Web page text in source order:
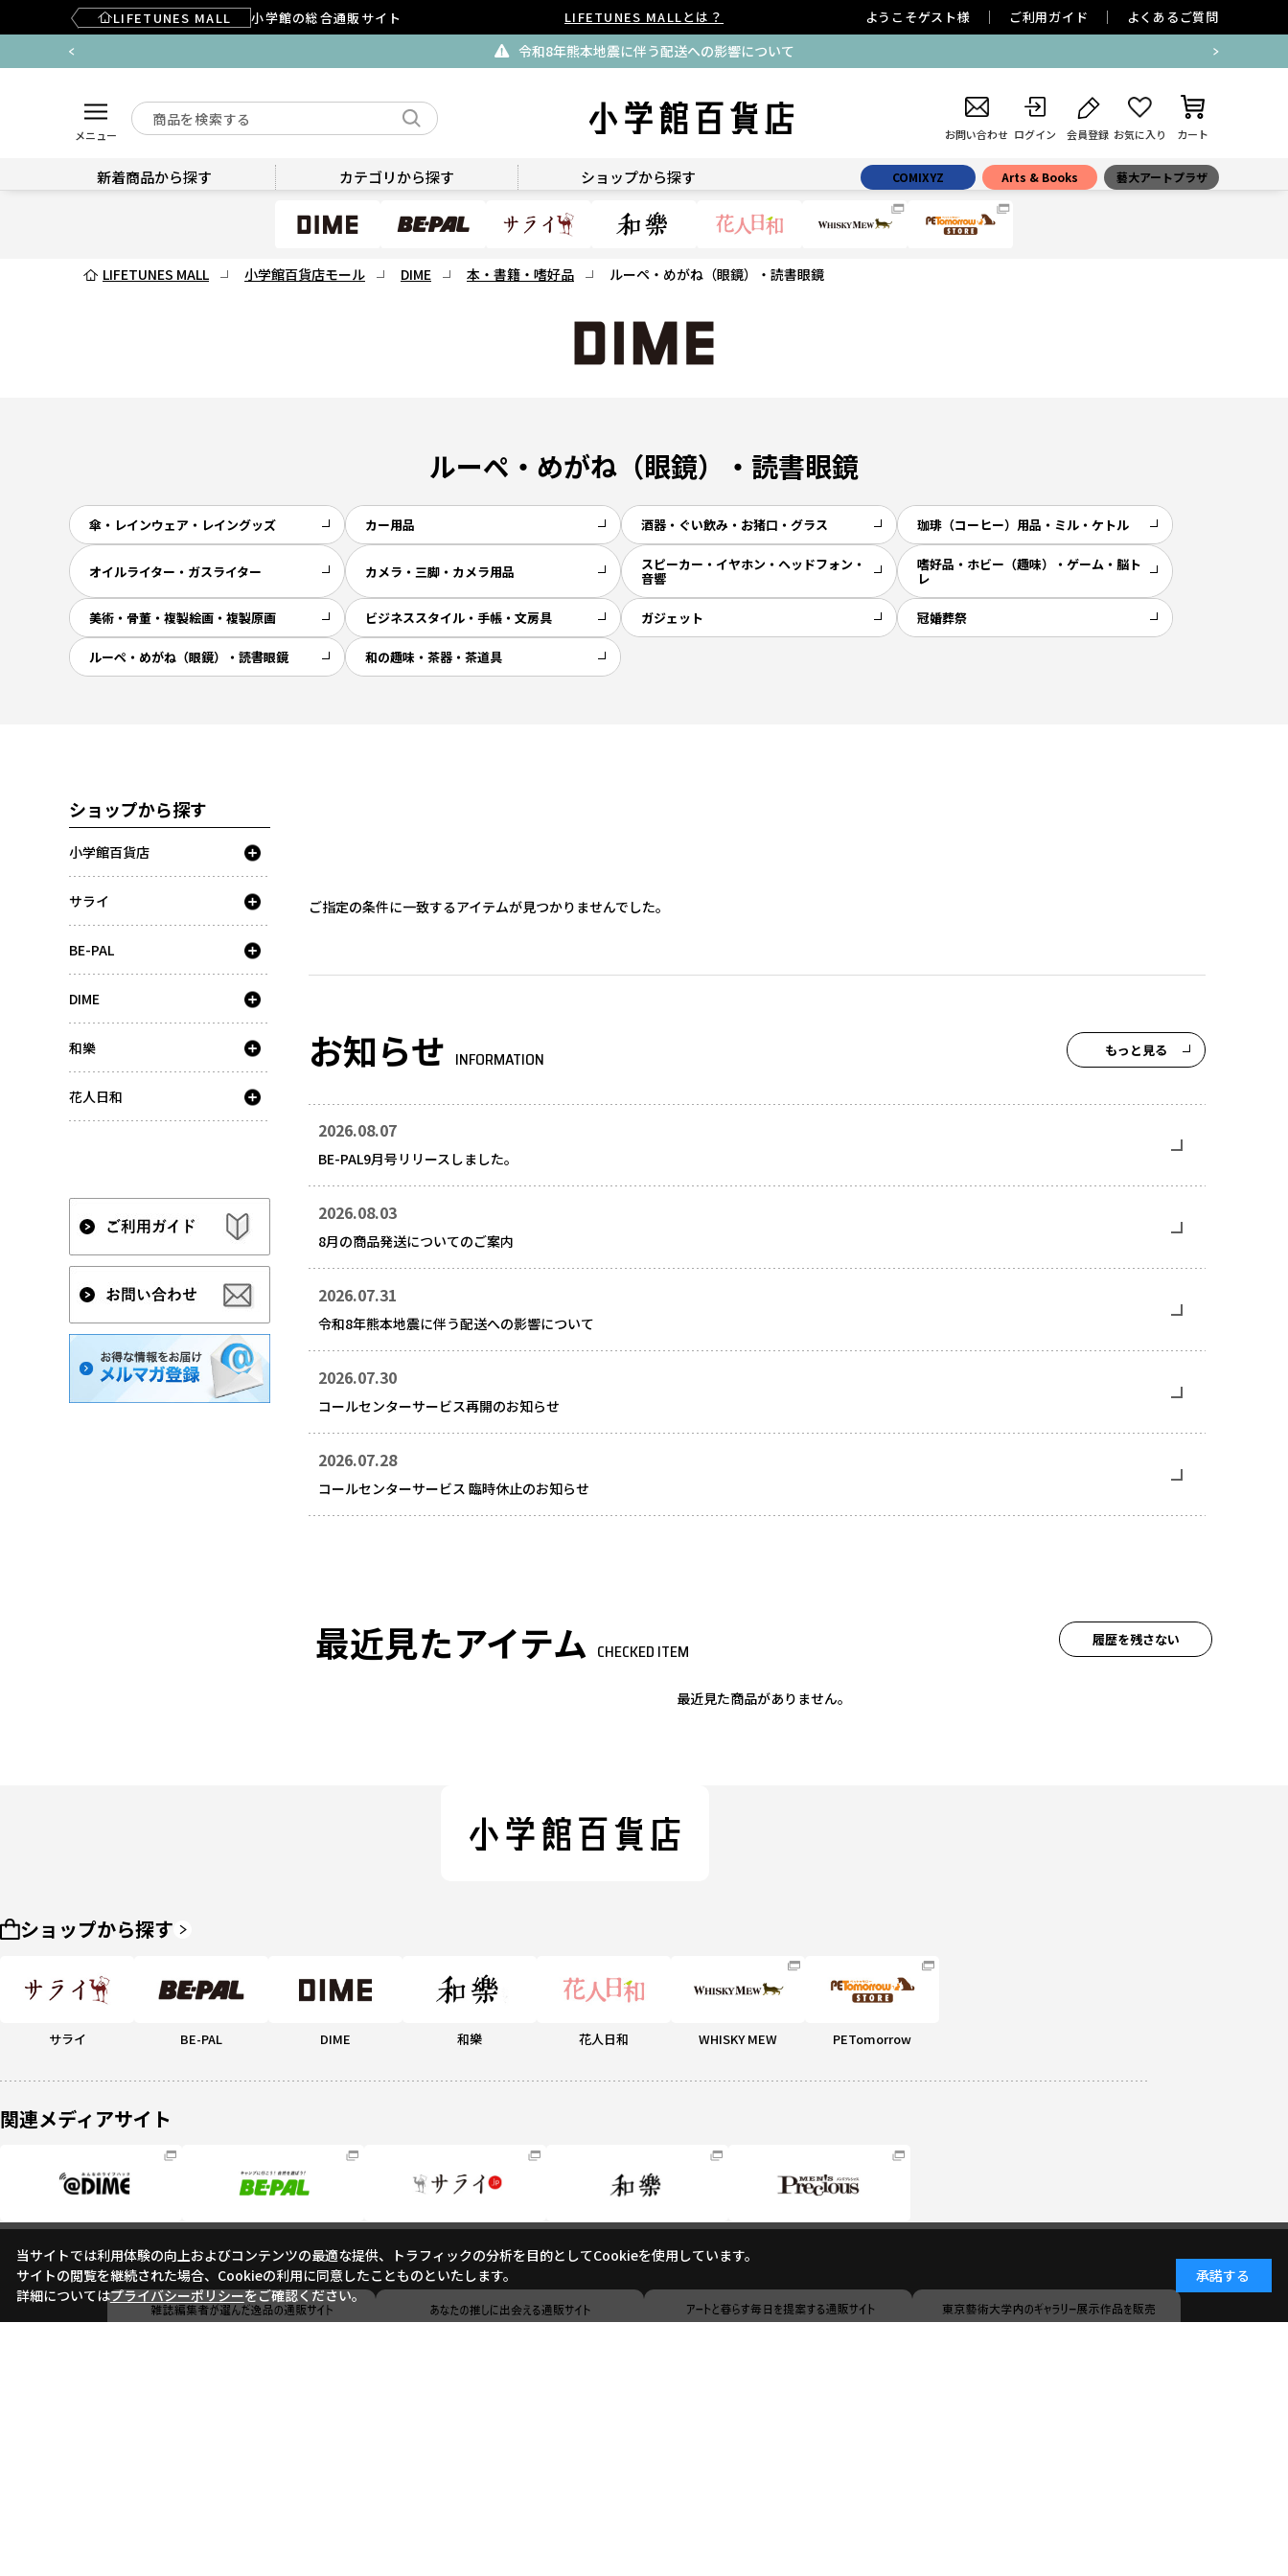
LIFETUNES MALL 小学館の総合通販サイト LIFETUNES MALLとは？ ようこそゲスト様 ご利用ガイド よくあるご質問
令和8年熊本地震に伴う配送への影響について
メニュー お問い合わせ ログイン 会員登録 お気に入り カート
新着商品から探す カテゴリから探す ショップから探す COMIXYZ Arts & Books 藝大アートプラザ
LIFETUNES MALL 小学館百貨店モール DIME 本・書籍・嗜好品 ルーペ・めがね（眼鏡）・読書眼鏡
DIME
ルーペ・めがね（眼鏡）・読書眼鏡
傘・レインウェア・レイングッズ カー用品 酒器・ぐい飲み・お猪口・グラス 珈琲（コーヒー）用品・ミル・ケトル
オイルライター・ガスライター カメラ・三脚・カメラ用品 スピーカー・イヤホン・ヘッドフォン・
音響
嗜好品・ホビー（趣味）・ゲーム・脳ト
レ
美術・骨董・複製絵画・複製原画 ビジネススタイル・手帳・文房具 ガジェット 冠婚葬祭
ルーペ・めがね（眼鏡）・読書眼鏡 和の趣味・茶器・茶道具
ショップから探す
小学館百貨店
サライ
BE-PAL
DIME
和樂
花人日和
ご指定の条件に一致するアイテムが見つかりませんでした。
お知らせ INFORMATION
2026.08.07
BE-PAL9月号リリースしました。
2026.08.03
8月の商品発送についてのご案内
2026.07.31
令和8年熊本地震に伴う配送への影響について
2026.07.30
コールセンターサービス再開のお知らせ
2026.07.28
コールセンターサービス 臨時休止のお知らせ
もっと見る
最近見たアイテム CHECKED ITEM
最近見た商品がありません。
履歴を残さない
ショップから探す
サライ BE-PAL DIME 和樂 花人日和 WHISKY MEW PETomorrow
関連メディアサイト
当サイトでは利用体験の向上およびコンテンツの最適な提供、トラフィックの分析を目的としてCookieを使用しています。
サイトの閲覧を継続された場合、Cookieの利用に同意したことものといたします。
詳細についてはプライバシーポリシーをご確認ください。
承諾する